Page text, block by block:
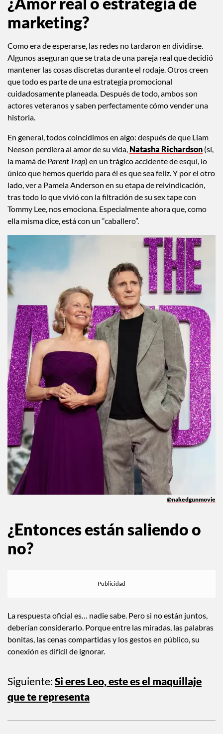
marketing?
Como era de esperarse, las redes no tardaron en dividirse.
Algunos aseguran que se trata de una pareja real que decidió
mantener las cosas discretas durante el rodaje. Otros creen
que todo es parte de una estrategia promocional
cuidadosamente planeada. Después de todo, ambos son
actores veteranos y saben perfectamente cómo vender una
historia.
En general, todos coincidimos en algo: después de que Liam
Neeson perdiera al amor de su vida, Natasha Richardson (sí,
la mamá de Parent Trap) en un trágico accidente de esquí, lo
único que hemos querido para él es que sea feliz. Y por el otro
lado, ver a Pamela Anderson en su etapa de reivindicación,
tras todo lo que vivió con la filtración de su sex tape con
Tommy Lee, nos emociona. Especialmente ahora que, como
ella misma dice, está con un “caballero”.
@nakedgunmovie
¿Entonces están saliendo o
no?
La respuesta oficial es… nadie sabe. Pero si no están juntos,
deberían considerarlo. Porque entre las miradas, las palabras
bonitas, las cenas compartidas y los gestos en público, su
conexión es difícil de ignorar.
Siguiente: Si eres Leo, este es el maquillaje
que te representa